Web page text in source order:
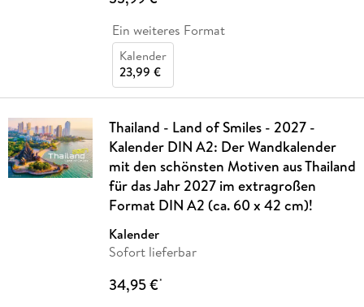
Ein weiteres Format
Kalender
23,99 €
Thailand - Land of Smiles - 2027 -
Kalender DIN A2: Der Wandkalender
mit den schönsten Motiven aus Thailand
für das Jahr 2027 im extragroßen
Format DIN A2 (ca. 60 x 42 cm)!
Kalender
Sofort lieferbar
34,95 €*